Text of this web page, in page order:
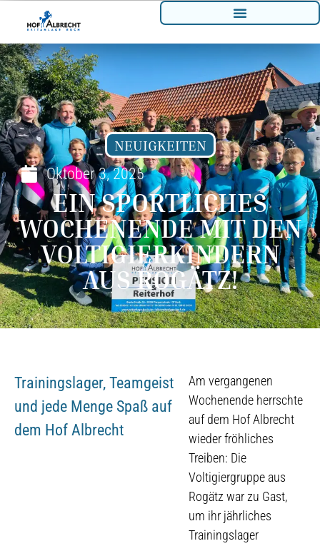
NEUIGKEITEN
Oktober 3, 2025
EIN SPORTLICHES
WOCHENENDE MIT DEN
VOLTIGIERKINDERN
AUS ROGÄTZ!
Trainingslager, Teamgeist
und jede Menge Spaß auf
dem Hof Albrecht
Am vergangenen
Wochenende herrschte
auf dem Hof Albrecht
wieder fröhliches
Treiben: Die
Voltigiergruppe aus
Rogätz war zu Gast,
um ihr jährliches
Trainingslager